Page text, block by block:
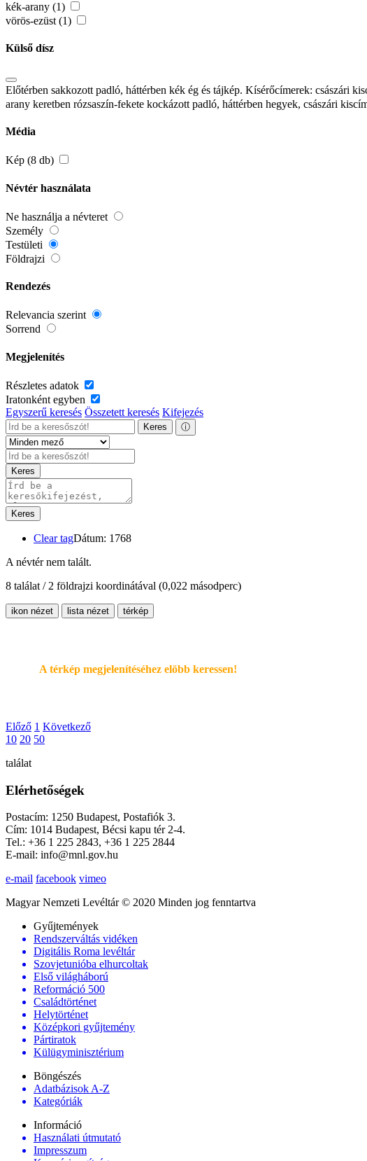
kék-arany (1)
vörös-ezüst (1)
Külső dísz
Előtérben sakkozott padló, háttérben kék ég és tájkép. Kísérőcímerek: császári
arany keretben rózsaszín-fekete kockázott padló, háttérben hegyek, császári
Média
Kép (8 db)
Névtér használata
Ne használja a névteret
Személy
Testületi
Földrajzi
Rendezés
Relevancia szerint
Sorrend
Megjelenítés
Részletes adatok
Iratonként egyben
Egyszerű keresés Összetett keresés Kifejezés
Keres ⓘ
Keres
Keres
Clear tagDátum: 1768
A névtér nem talált.
8 találat / 2 földrajzi koordinátával (0,022 másodperc)
ikon nézet lista nézet térkép
A térkép megjelenítéséhez elöbb keressen!
Előző 1 Következő
10 20 50
találat
Elérhetőségek
Postacím: 1250 Budapest, Postafiók 3.
Cím: 1014 Budapest, Bécsi kapu tér 2-4.
Tel.: +36 1 225 2843, +36 1 225 2844
E-mail: info@mnl.gov.hu
e-mail facebook vimeo
Magyar Nemzeti Levéltár © 2020 Minden jog fenntartva
Gyűjtemények
Rendszerváltás vidéken
Digitális Roma levéltár
Szovjetunióba elhurcoltak
Első világháború
Reformáció 500
Családtörténet
Helytörténet
Középkori gyűjtemény
Pártiratok
Külügyminisztérium
Böngészés
Adatbázisok A-Z
Kategóriák
Információ
Használati útmutató
Impresszum